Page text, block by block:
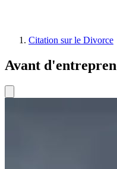
Citation sur le Divorce
Avant